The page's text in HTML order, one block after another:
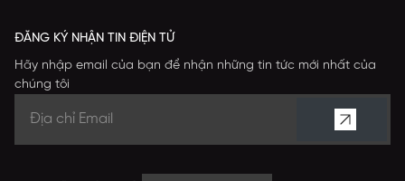
ĐĂNG KÝ NHẬN TIN ĐIỆN TỬ
Hãy nhập email của bạn để nhận những tin tức mới nhất của
chúng tôi